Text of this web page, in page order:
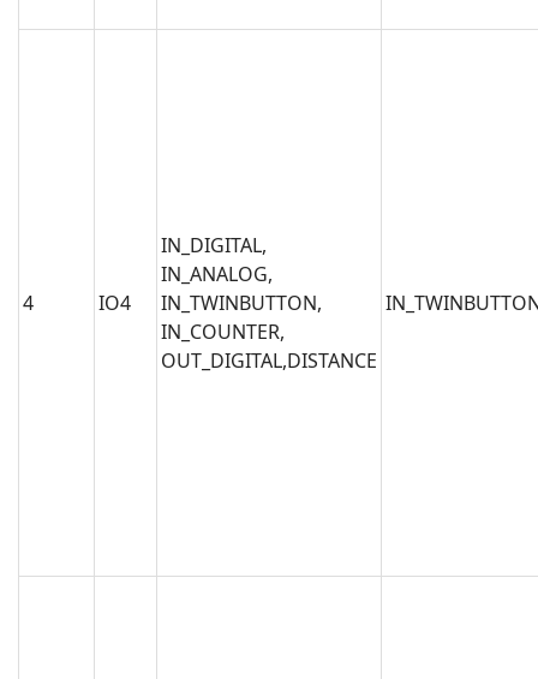
4 IO4
IN_DIGITAL,
IN_ANALOG,
IN_TWINBUTTON,
IN_COUNTER,
OUT_DIGITAL,DISTANCE